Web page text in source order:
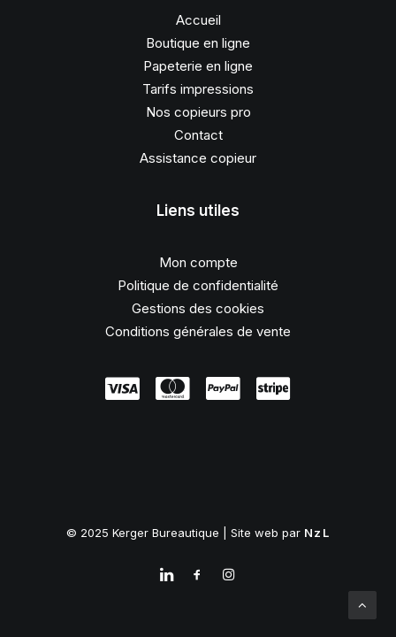
Accueil
Boutique en ligne
Papeterie en ligne
Tarifs impressions
Nos copieurs pro
Contact
Assistance copieur
Liens utiles
Mon compte
Politique de confidentialité
Gestions des cookies
Conditions générales de vente
© 2025 Kerger Bureautique | Site web par NzL